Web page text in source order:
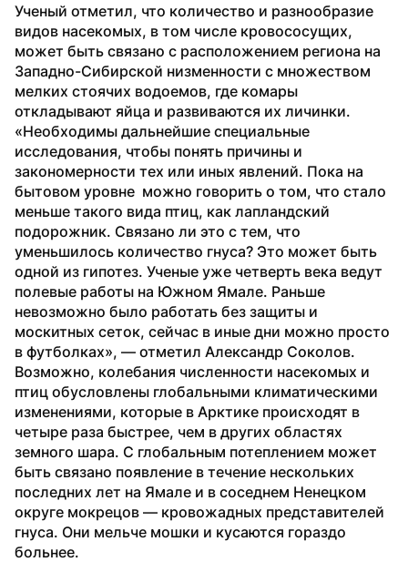
Ученый отметил, что количество и разнообразие
видов насекомых, в том числе кровососущих,
может быть связано с расположением региона на
Западно-Сибирской низменности с множеством
мелких стоячих водоемов, где комары
откладывают яйца и развиваются их личинки.
«Необходимы дальнейшие специальные
исследования, чтобы понять причины и
закономерности тех или иных явлений. Пока на
бытовом уровне  можно говорить о том, что стало
меньше такого вида птиц, как лапландский
подорожник. Связано ли это с тем, что
уменьшилось количество гнуса? Это может быть
одной из гипотез. Ученые уже четверть века ведут
полевые работы на Южном Ямале. Раньше
невозможно было работать без защиты и
москитных сеток, сейчас в иные дни можно просто
в футболках», — отметил Александр Соколов.
Возможно, колебания численности насекомых и
птиц обусловлены глобальными климатическими
изменениями, которые в Арктике происходят в
четыре раза быстрее, чем в других областях
земного шара. С глобальным потеплением может
быть связано появление в течение нескольких
последних лет на Ямале и в соседнем Ненецком
округе мокрецов — кровожадных представителей
гнуса. Они мельче мошки и кусаются гораздо
больнее.